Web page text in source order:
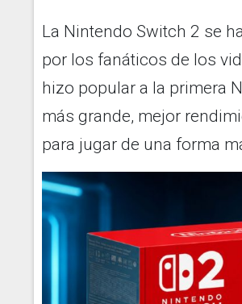
La Nintendo Switch 2 se
por los fanáticos de los
hizo popular a la primera
más grande, mejor
para jugar de una forma